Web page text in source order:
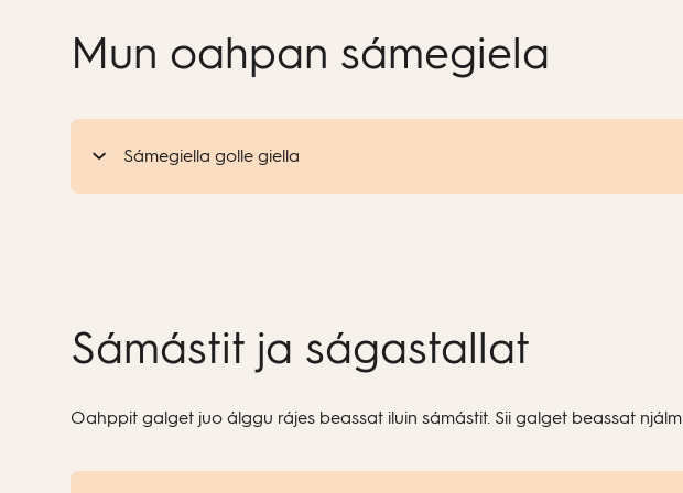
Mun oahpan sámegiela
Sámegiella golle giella
Sámástit ja ságastallat
Oahppit galget juo álggu rájes beassat iluin sámástit. Sii galget beassat